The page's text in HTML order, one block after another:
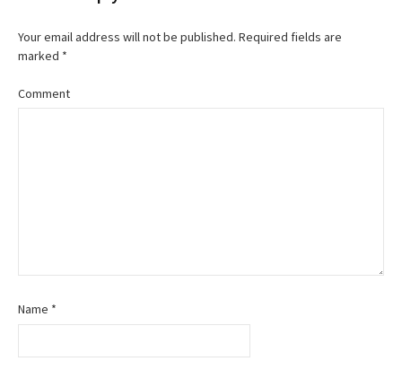
t
a
i
Your email address will not be published. Required fields are
marked *
Comment
Name *